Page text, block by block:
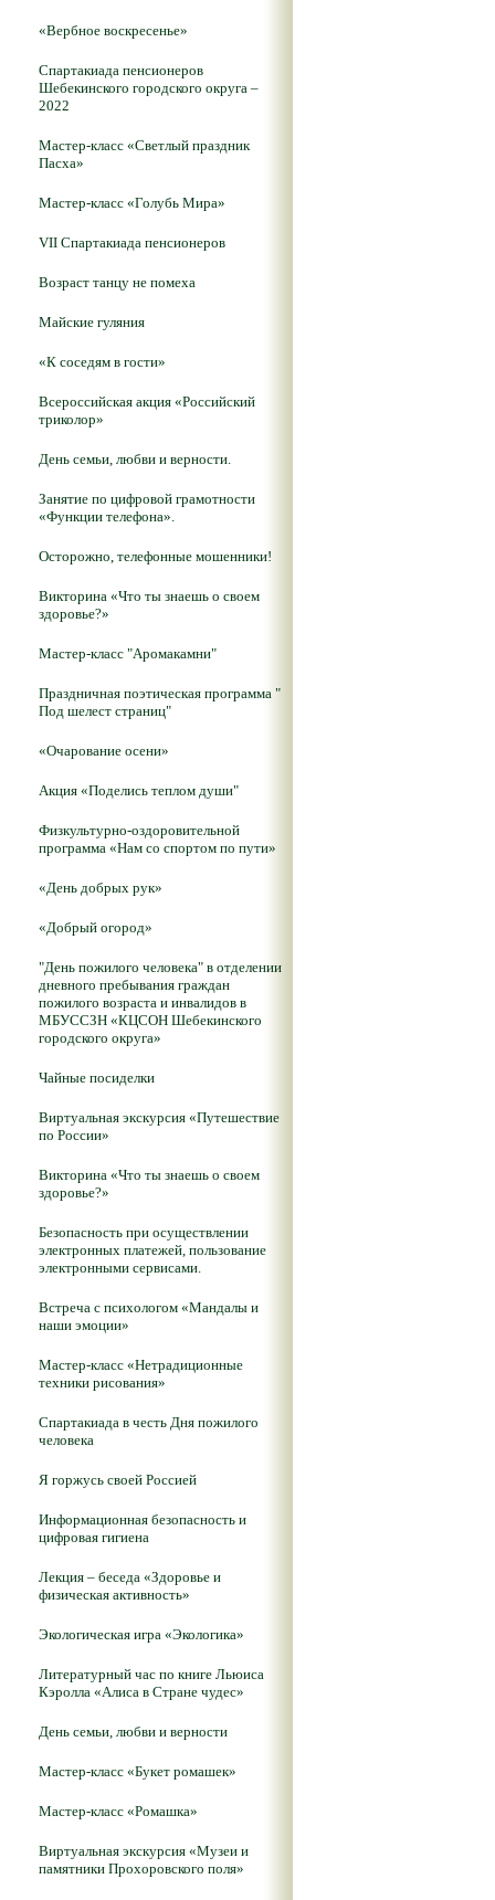
«Вербное воскресенье»
Спартакиада пенсионеров
Шебекинского городского округа –
2022
Мастер-класс «Светлый праздник
Пасха»
Мастер-класс «Голубь Мира»
VII Спартакиада пенсионеров
Возраст танцу не помеха
Майские гуляния
«К соседям в гости»
Всероссийская акция «Российский
триколор»
День семьи, любви и верности.
Занятие по цифровой грамотности
«Функции телефона».
Осторожно, телефонные мошенники!
Викторина «Что ты знаешь о своем
здоровье?»
Мастер-класс "Аромакамни"
Праздничная поэтическая программа "
Под шелест страниц"
«Очарование осени»
Акция «Поделись теплом души"
Физкультурно-оздоровительной
программа «Нам со спортом по пути»
«День добрых рук»
«Добрый огород»
"День пожилого человека" в отделении
дневного пребывания граждан
пожилого возраста и инвалидов в
МБУССЗН «КЦСОН Шебекинского
городского округа»
Чайные посиделки
Виртуальная экскурсия «Путешествие
по России»
Викторина «Что ты знаешь о своем
здоровье?»
Безопасность при осуществлении
электронных платежей, пользование
электронными сервисами.
Встреча с психологом «Мандалы и
наши эмоции»
Мастер-класс «Нетрадиционные
техники рисования»
Спартакиада в честь Дня пожилого
человека
Я горжусь своей Россией
Информационная безопасность и
цифровая гигиена
Лекция – беседа «Здоровье и
физическая активность»
Экологическая игра «Экологика»
Литературный час по книге Льюиса
Кэролла «Алиса в Стране чудес»
День семьи, любви и верности
Мастер-класс «Букет ромашек»
Мастер-класс «Ромашка»
Виртуальная экскурсия «Музеи и
памятники Прохоровского поля»